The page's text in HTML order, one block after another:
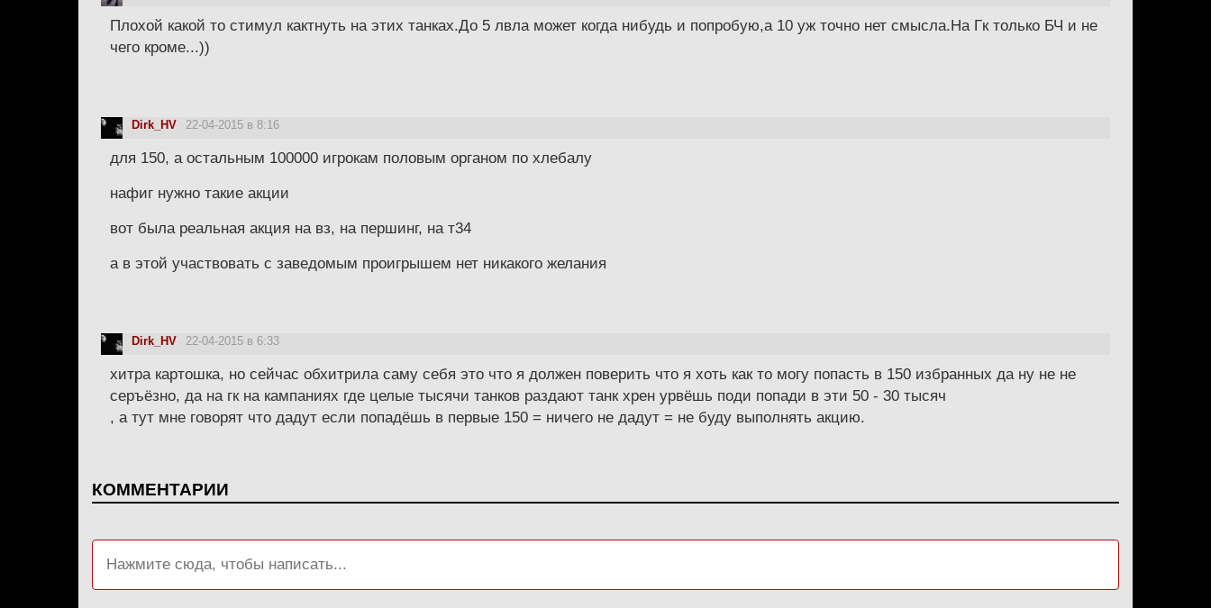
Плохой какой то стимул кактнуть на этих танках.До 5 лвла может когда нибудь и попробую,а 10 уж точно нет смысла.На Гк только БЧ и не
чего кроме...))
Dirk_HV 22-04-2015 в 8:16
для 150, а остальным 100000 игрокам половым органом по хлебалу
нафиг нужно такие акции
вот была реальная акция на вз, на першинг, на т34
а в этой участвовать с заведомым проигрышем нет никакого желания
Dirk_HV 22-04-2015 в 6:33
хитра картошка, но сейчас обхитрила саму себя это что я должен поверить что я хоть как то могу попасть в 150 избранных да ну не не
серъёзно, да на гк на кампаниях где целые тысячи танков раздают танк хрен урвёшь поди попади в эти 50 - 30 тысяч
, а тут мне говорят что дадут если попадёшь в первые 150 = ничего не дадут = не буду выполнять акцию.
КОММЕНТАРИИ